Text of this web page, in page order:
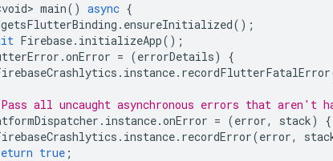
main() async {
. ensureInitialized();
Firebase. initializeApp();
.onError = (errorDetails)
{
. instance. recordFlutterFatalError
all uncaught asynchronous errors that aren't
. instance.onError = (error, stack)
{
. instance. recordError(error,
true ;